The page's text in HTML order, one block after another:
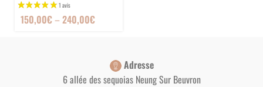
150,00€–240,00€
Adresse
6 allée des sequoias Neung Sur Beuvron